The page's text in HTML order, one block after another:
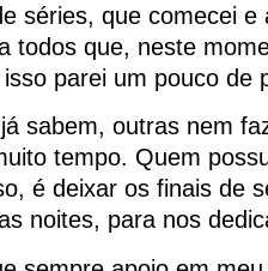
séries, que comecei e
todos que, neste
parei um pouco de
sabem, outras nem
tempo. Quem
é deixar os finais de
noites, para nos